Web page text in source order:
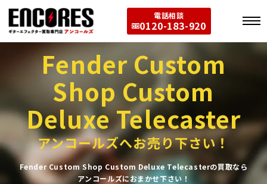
電話相談
0120-183-920
Fender Custom
Shop Custom
Deluxe Telecaster
アンコールズへお売り下さい！
Fender Custom Shop Custom Deluxe Telecasterの買取なら
アンコールズにおまかせ下さい！